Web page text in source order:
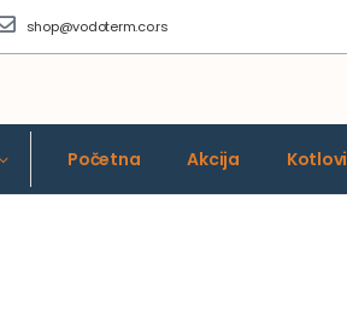
shop@vodoterm.co.rs
Početna Akcija Kotlovi